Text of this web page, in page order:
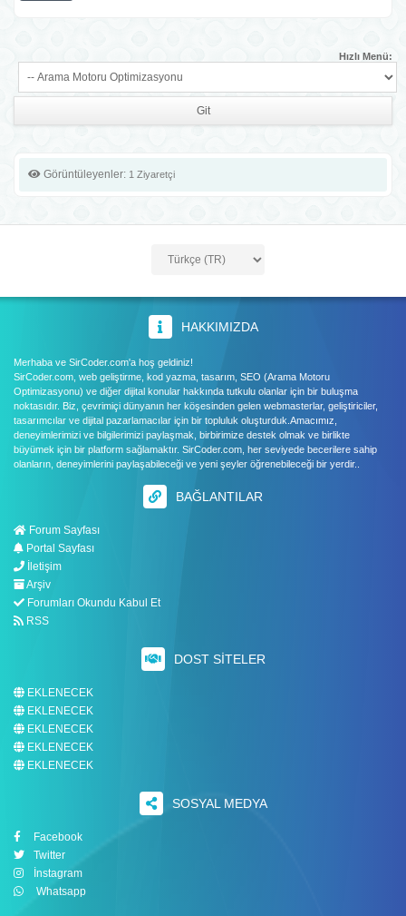
Hızlı Menü:
Görüntüleyenler: 1 Ziyaretçi
HAKKIMIZDA
Merhaba ve SirCoder.com'a hoş geldiniz!
SirCoder.com, web geliştirme, kod yazma, tasarım, SEO (Arama Motoru
Optimizasyonu) ve diğer dijital konular hakkında tutkulu olanlar için bir buluşma
noktasıdır. Biz, çevrimiçi dünyanın her köşesinden gelen webmasterlar, geliştiriciler,
tasarımcılar ve dijital pazarlamacılar için bir topluluk oluşturduk.Amacımız,
deneyimlerimizi ve bilgilerimizi paylaşmak, birbirimize destek olmak ve birlikte
büyümek için bir platform sağlamaktır. SirCoder.com, her seviyede becerilere sahip
olanların, deneyimlerini paylaşabileceği ve yeni şeyler öğrenebileceği bir yerdir..
BAĞLANTILAR
Forum Sayfası
Portal Sayfası
İletişim
Arşiv
Forumları Okundu Kabul Et
RSS
DOST SITELER
EKLENECEK
EKLENECEK
EKLENECEK
EKLENECEK
EKLENECEK
SOSYAL MEDYA
Facebook
Twitter
İnstagram
Whatsapp